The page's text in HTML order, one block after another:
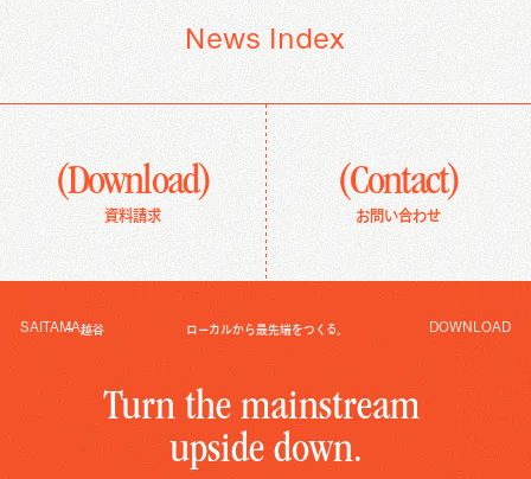
News Index
(Download)
資料請求
(Contact)
お問い合わせ
SAITAMA越谷 ローカルから最先端をつくる。 DOWNLOAD
Turn the mainstream
upside down.